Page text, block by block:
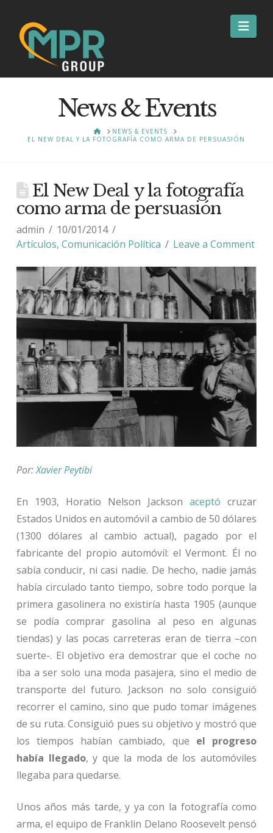
News & Events
HOMENEWS & EVENTS
EL NEW DEAL Y LA FOTOGRAFÍA COMO ARMA DE PERSUASIÓN
El New Deal y la fotografía
como arma de persuasión
admin
10/01/2014
Artículos, Comunicación Política Leave a Comment
Por:Xavier Peytibi
En 1903, Horatio Nelson Jacksonaceptócruzar
Estados Unidos en automóvil a cambio de 50 dólares
(1300 dólares al cambio actual), pagado por el
fabricante del propio automóvil: el Vermont. Él no
sabía conducir, ni casi nadie. De hecho, nadie jamás
había circulado tanto tiempo, sobre todo porque la
primera gasolinera no existiría hasta 1905 (aunque
se podía comprar gasolina al peso en algunas
tiendas) y las pocas carreteras eran de tierra –con
suerte-. El objetivo era demostrar que el coche no
iba a ser solo una moda pasajera, sino el medio de
transporte del futuro. Jackson no solo consiguió
recorrer el camino, sino que pudo tomar imágenes
de su ruta. Consiguió pues su objetivo y mostró que
los tiempos habían cambiado, que el progreso
había llegado, y que la moda de los automóviles
llegaba para quedarse.
Unos años más tarde, y ya con la fotografía como
arma, el equipo de Franklin Delano Roosevelt pensó